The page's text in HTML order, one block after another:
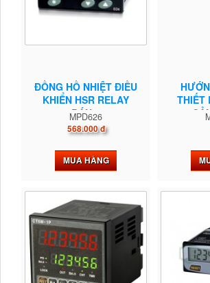
ĐỒNG HỒ NHIỆT ĐIỀU
KHIỂN HSR RELAY
BÁN...
MPD626
568.000 đ
MUA HÀNG
THIẾT